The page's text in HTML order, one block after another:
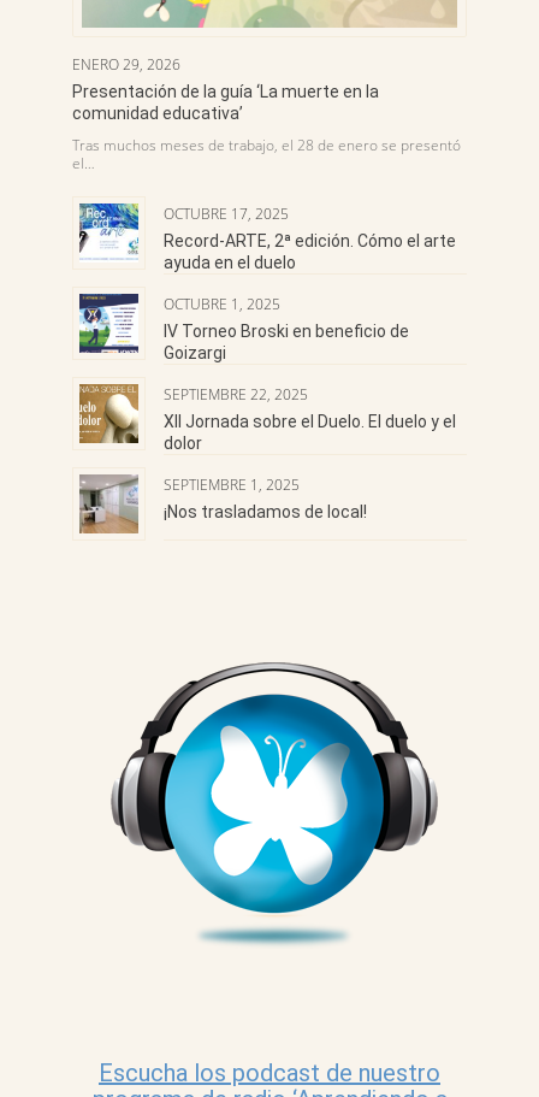
ENERO 29, 2026
Presentación de la guía ‘La muerte en la
comunidad educativa’
Tras muchos meses de trabajo, el 28 de enero se presentó
el…
OCTUBRE 17, 2025
Record-ARTE, 2ª edición. Cómo el arte
ayuda en el duelo
OCTUBRE 1, 2025
IV Torneo Broski en beneficio de
Goizargi
SEPTIEMBRE 22, 2025
XII Jornada sobre el Duelo. El duelo y el
dolor
SEPTIEMBRE 1, 2025
¡Nos trasladamos de local!
Escucha los podcast de nuestro